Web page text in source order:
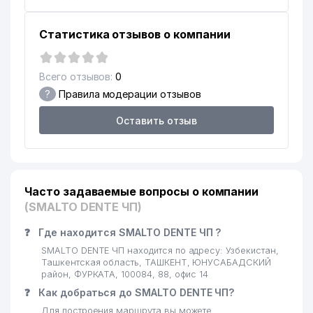
16
МИНИСТЕРСТВO РАЗВИТИЯ
УЗБЕКИСТАН
ТАШКЕНТСКИЙ
АРХИТЕКТУРНО-
СТРОИТЕЛЬНЫЙ ИНСТИТУТ
(ТАСИ)
ПРЕДПРИЯТИЕ
22 TAKEDA ПРЕДСТАВИТЕЛЬСТВО
23 AYSEL-INVEST ООО 866 м
Статистика отзывов о компании
Всего отзывов: 0
? Правила модерации отзывов
Оставить отзыв
Часто задаваемые вопросы о компании
(SMALTO DENTE ЧП)
❓ Где находится SMALTO DENTE ЧП ?
SMALTO DENTE ЧП находится по адресу: Узбекистан,
Ташкентская область, ТАШКЕНТ, ЮНУСАБАДСКИЙ
район, ФУРКАТА, 100084, 88, офис 14
❓ Как добраться до SMALTO DENTE ЧП?
Для построения маршрута вы можете